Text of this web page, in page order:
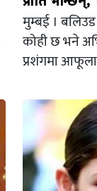
मुम्बई । बलिउड
कोही छ भने
प्रशंगमा